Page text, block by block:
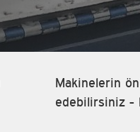
Makinelerin
edebilirsiniz -